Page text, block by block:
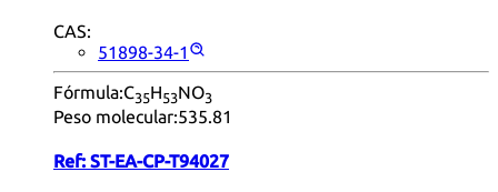
CAS:
51898-34-1
Fórmula:C35H53NO3
Peso molecular:535.81
Ref: ST-EA-CP-T94027